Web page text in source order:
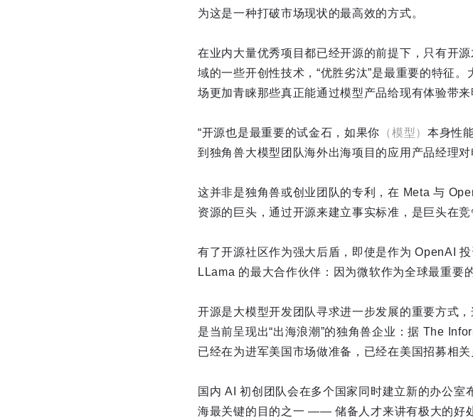
为这是一种打破市场现状的最高效的方式。
在业内大量优秀项目都已经开源的前提下，只有开
域的一些开创性技术，“优胜劣汰”是最重要的特征
场更加青睐那些真正能通过模型产品给现有体验带来
“开源也是最重要的试金石，如果你 （模型）本身性
到独角兽大模型团队海外出海项目的应用产品经理对
这并非是独角兽或创业团队的专利，在 Meta 与
资源的巨头，通过开源来建立事实标准，是巨头在
有了开源社区作为强大后盾，即使是作为 OpenAI
LLama 的最大合作伙伴：因为微软作为全球最重要
开源是大模型开发团队寻求进一步发展的重要方式
是当前呈现出“出海浪潮”的独角兽企业：据 The
已经在为进军美国市场做准备，已经在美国招募相
国内 AI 初创团队会在多个国家同时建立新的办公
海最关键的目的之一 —— 储备人才来讲有极大的好